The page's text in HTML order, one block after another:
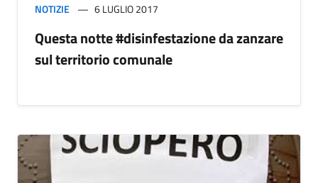
NOTIZIE 6 LUGLIO 2017
Questa notte #disinfestazione da zanzare
sul territorio comunale